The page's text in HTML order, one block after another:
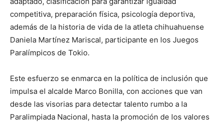
competitiva, preparación física, psicología deportiva,
además de la historia de vida de la atleta chihuahuense
Daniela Martínez Mariscal, participante en los Juegos
Paralímpicos de Tokio.
Este esfuerzo se enmarca en la política de inclusión que
impulsa el alcalde Marco Bonilla, con acciones que van
desde las visorias para detectar talento rumbo a la
Paralimpiada Nacional, hasta la promoción de los valores